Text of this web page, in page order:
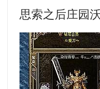
思索之后庄园沃